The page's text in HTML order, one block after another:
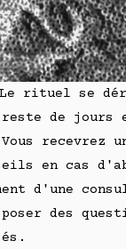
rituel se
de jours
recevrez un
en cas
d'une
des